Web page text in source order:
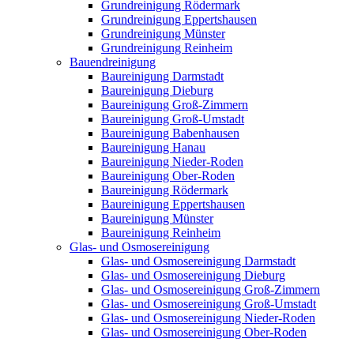
Grundreinigung Rödermark
Grundreinigung Eppertshausen
Grundreinigung Münster
Grundreinigung Reinheim
Bauendreinigung
Baureinigung Darmstadt
Baureinigung Dieburg
Baureinigung Groß-Zimmern
Baureinigung Groß-Umstadt
Baureinigung Babenhausen
Baureinigung Hanau
Baureinigung Nieder-Roden
Baureinigung Ober-Roden
Baureinigung Rödermark
Baureinigung Eppertshausen
Baureinigung Münster
Baureinigung Reinheim
Glas- und Osmosereinigung
Glas- und Osmosereinigung Darmstadt
Glas- und Osmosereinigung Dieburg
Glas- und Osmosereinigung Groß-Zimmern
Glas- und Osmosereinigung Groß-Umstadt
Glas- und Osmosereinigung Nieder-Roden
Glas- und Osmosereinigung Ober-Roden